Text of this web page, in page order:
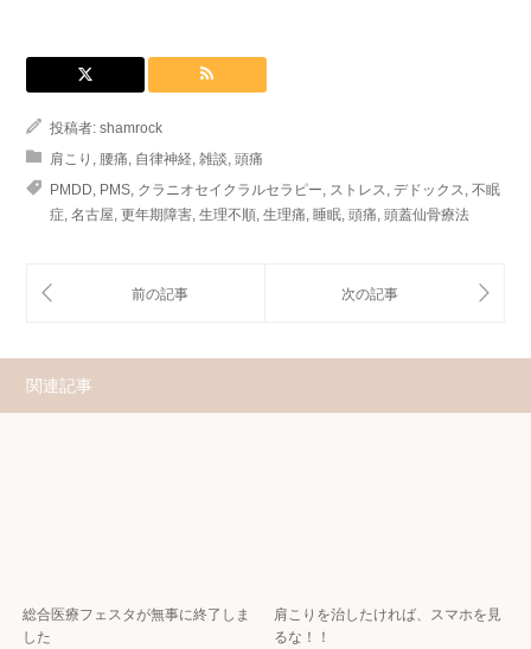
投稿者: shamrock
肩こり
腰痛 自律神経 雑談 頭痛
PMDD PMS クラニオセイクラルセラピー ストレス デドックス 不眠
症 名古屋 更年期障害 生理不順 生理痛 睡眠 頭痛 頭蓋仙骨療法
関連記事
総合医療フェスタが無事に終了しま
した
肩こりを治したければ、スマホを見
るな！！